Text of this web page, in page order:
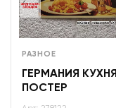
РАЗНОЕ
ГЕРМАНИЯ КУХНЯ
ПОСТЕР